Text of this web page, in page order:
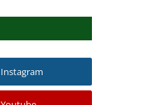
Instagram